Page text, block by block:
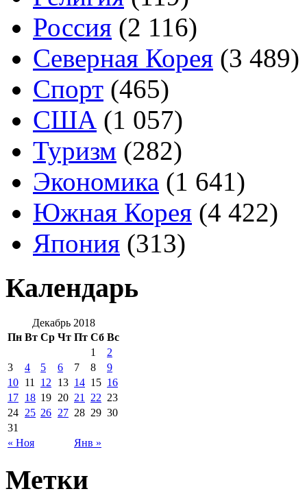
Россия (2 116)
Северная Корея (3 489)
Спорт (465)
США (1 057)
Туризм (282)
Экономика (1 641)
Южная Корея (4 422)
Япония (313)
Календарь
Декабрь 2018
Пн Вт Ср Чт Пт Сб Вс
« Ноя Янв »
1
2
3
4 5 6 7 8
9
10 11 12 13 14 15 16
17 18 19 20 21 22 23
24 25 26 27 28 29 30
31
Метки